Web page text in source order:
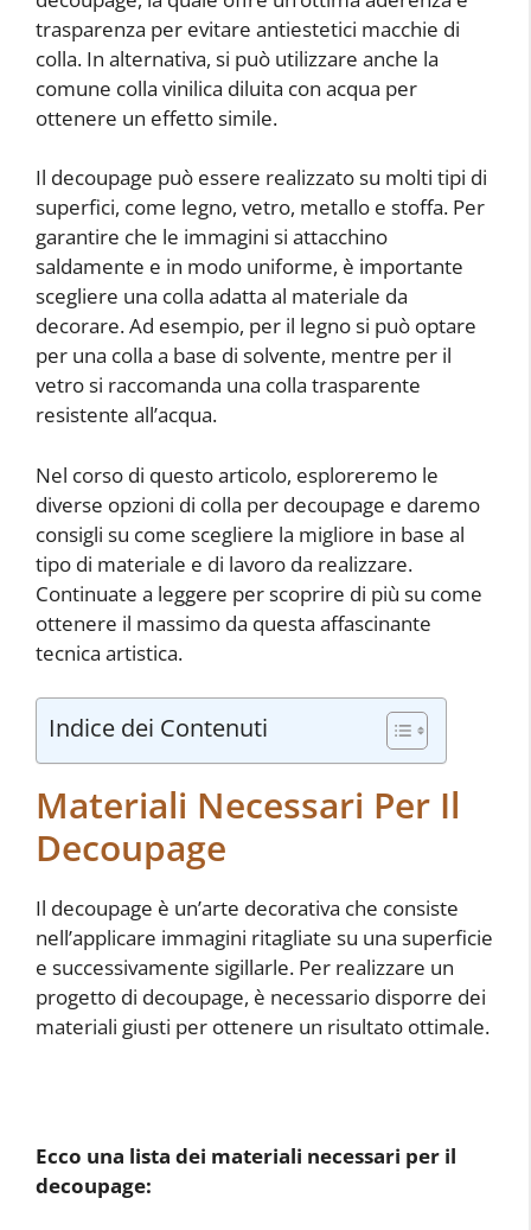
trasparenza per evitare antiestetici macchie di
colla. In alternativa, si può utilizzare anche la
comune colla vinilica diluita con acqua per
ottenere un effetto simile.
Il decoupage può essere realizzato su molti tipi di
superfici, come legno, vetro, metallo e stoffa. Per
garantire che le immagini si attacchino
saldamente e in modo uniforme, è importante
scegliere una colla adatta al materiale da
decorare. Ad esempio, per il legno si può optare
per una colla a base di solvente, mentre per il
vetro si raccomanda una colla trasparente
resistente all’acqua.
Nel corso di questo articolo, esploreremo le
diverse opzioni di colla per decoupage e daremo
consigli su come scegliere la migliore in base al
tipo di materiale e di lavoro da realizzare.
Continuate a leggere per scoprire di più su come
ottenere il massimo da questa affascinante
tecnica artistica.
Indice dei Contenuti
Materiali Necessari Per Il
Decoupage
Il decoupage è un’arte decorativa che consiste
nell’applicare immagini ritagliate su una superficie
e successivamente sigillarle. Per realizzare un
progetto di decoupage, è necessario disporre dei
materiali giusti per ottenere un risultato ottimale.
Ecco una lista dei materiali necessari per il
decoupage: